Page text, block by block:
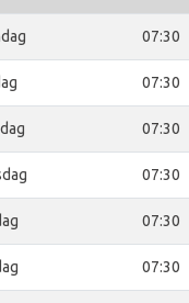
07:30
07:30
07:30
07:30
07:30
07:30